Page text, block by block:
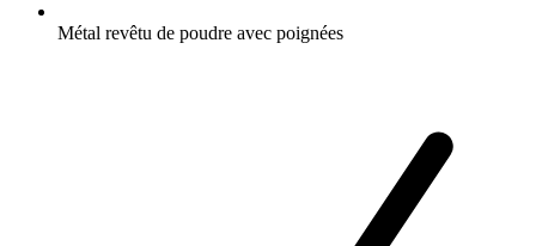
Métal revêtu de poudre avec poignées